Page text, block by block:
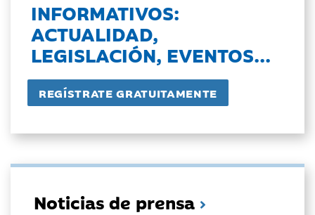
INFORMATIVOS:
ACTUALIDAD,
LEGISLACIÓN, EVENTOS...
Noticias de prensa